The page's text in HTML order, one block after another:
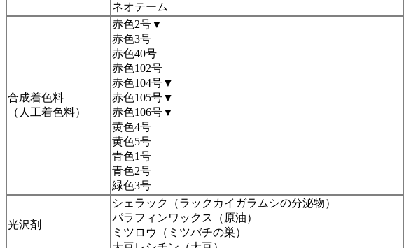
ネオテーム
合成着色料
（人工着色料）
赤色2号▼
赤色3号
赤色40号
赤色102号
赤色104号▼
赤色105号▼
赤色106号▼
黄色4号
黄色5号
青色1号
青色2号
緑色3号
光沢剤
シェラック（ラックカイガラムシの分泌物）
パラフィンワックス（原油）
ミツロウ（ミツバチの巣）